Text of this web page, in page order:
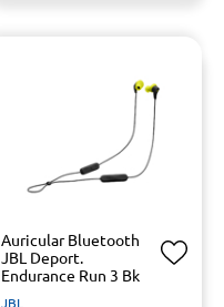
Auricular Bluetooth
JBL Deport.
Endurance Run 3 Bk
JBL